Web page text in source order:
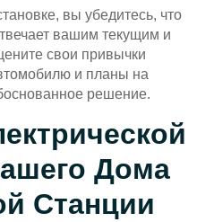
вы убедитесь, что
вашим текущим и
свои привычки
и планы на
решение.
Дома
Станции